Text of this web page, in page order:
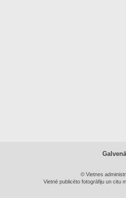
© Vietnes
Vietnē publicēto fotogrāfiju un citu